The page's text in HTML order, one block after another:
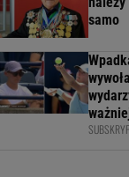
samo